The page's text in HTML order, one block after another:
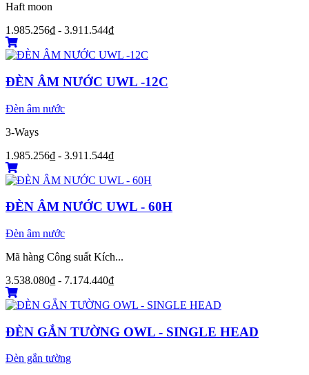
Haft moon
1.985.256₫ - 3.911.544₫
ĐÈN ÂM NƯỚC UWL -12C
Đèn âm nước
3-Ways
1.985.256₫ - 3.911.544₫
ĐÈN ÂM NƯỚC UWL - 60H
Đèn âm nước
Mã hàng Công suất Kích...
3.538.080₫ - 7.174.440₫
ĐÈN GẮN TƯỜNG OWL - SINGLE HEAD
Đèn gắn tường